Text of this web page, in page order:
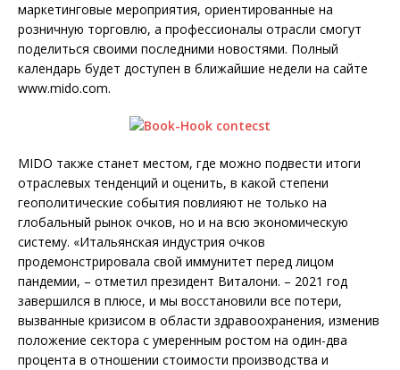
маркетинговые мероприятия, ориентированные на
розничную торговлю, а профессионалы отрасли смогут
поделиться своими последними новостями. Полный
календарь будет доступен в ближайшие недели на сайте
www.mido.com.
MIDO также станет местом, где можно подвести итоги
отраслевых тенденций и оценить, в какой степени
геополитические события повлияют не только на
глобальный рынок очков, но и на всю экономическую
систему. «Итальянская индустрия очков
продемонстрировала свой иммунитет перед лицом
пандемии, – отметил президент Виталони. – 2021 год
завершился в плюсе, и мы восстановили все потери,
вызванные кризисом в области здравоохранения, изменив
положение сектора с умеренным ростом на один-два
процента в отношении стоимости производства и